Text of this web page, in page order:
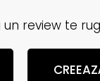
review te